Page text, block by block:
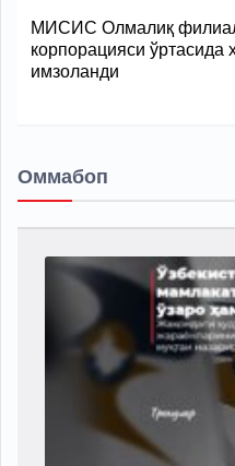
МИСИС Олмалиқ
корпорацияси
имзоланди
Оммабоп